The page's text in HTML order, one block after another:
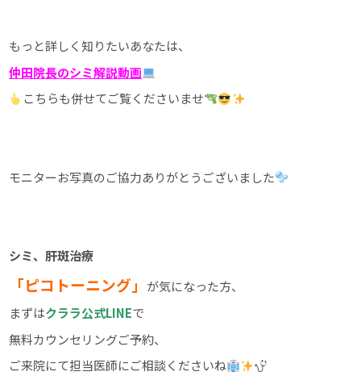
もっと詳しく知りたいあなたは、
仲田院長のシミ解説動画
こちらも併せてご覧くださいませ
モニターお写真のご協力ありがとうございました
シミ、肝斑治療
「ピコトーニング」
が気になった方、
まずはクララ公式LINEで
無料カウンセリングご予約、
ご来院にて担当医師にご相談くださいね